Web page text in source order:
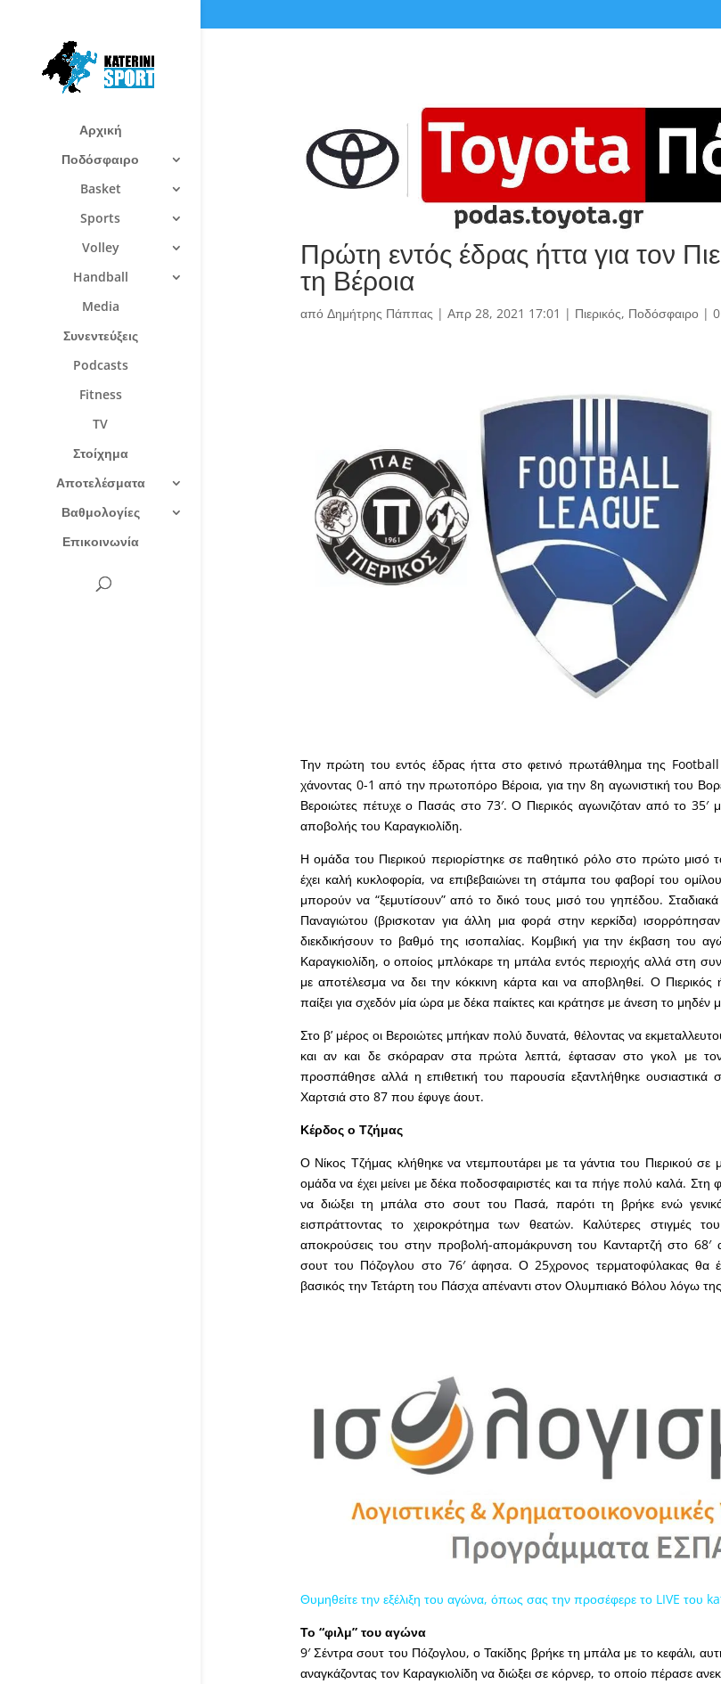
Αρχική
Ποδόσφαιρο
Basket
Sports
Volley
Handball
Media
Συνεντεύξεις
Podcasts
Fitness
TV
Στοίχημα
Αποτελέσματα
Βαθμολογίες
Επικοινωνία
Πρώτη εντός έδρας ήττα για τον
τη Βέροια
από Δημήτρης Πάππας | Απρ 28, 2021 17:01 | Πιερικός, Ποδόσφαιρο|
Την πρώτη του εντός έδρας ήττα στο φετινό πρωτάθλημα της Football
χάνοντας 0-1 από την πρωτοπόρο Βέροια, για την 8η αγωνιστική του
Βεροιώτες πέτυχε ο Πασάς στο 73′. Ο Πιερικός αγωνιζόταν από το 35′
αποβολής του Καραγκιολίδη.
Η ομάδα του Πιερικού περιορίστηκε σε παθητικό ρόλο στο πρώτο μισό
έχει καλή κυκλοφορία, να επιβεβαιώνει τη στάμπα του φαβορί του
μπορούν να “ξεμυτίσουν” από το δικό τους μισό του γηπέδου.
Παναγιώτου (βρισκοταν για άλλη μια φορά στην κερκίδα)
διεκδικήσουν το βαθμό της ισοπαλίας. Κομβική για την έκβαση του
Καραγκιολίδη, ο οποίος μπλόκαρε τη μπάλα εντός περιοχής αλλά στη
με αποτέλεσμα να δει την κόκκινη κάρτα και να αποβληθεί. Ο
παίξει για σχεδόν μία ώρα με δέκα παίκτες και κράτησε με άνεση το μηδέν
Στο β’ μέρος οι Βεροιώτες μπήκαν πολύ δυνατά, θέλοντας να
και αν και δε σκόραραν στα πρώτα λεπτά, έφτασαν στο γκολ με
προσπάθησε αλλά η επιθετική του παρουσία εξαντλήθηκε
Χαρτσιά στο 87 που έφυγε άουτ.
Κέρδος ο Τζήμας
Ο Νίκος Τζήμας κλήθηκε να ντεμπουτάρει με τα γάντια του Πιερικού σε
ομάδα να έχει μείνει με δέκα ποδοσφαιριστές και τα πήγε πολύ καλά.
να διώξει τη μπάλα στο σουτ του Πασά, παρότι τη βρήκε ενώ
εισπράττοντας το χειροκρότημα των θεατών. Καλύτερες στιγμές
αποκρούσεις του στην προβολή-απομάκρυνση του Κανταρτζή στο 68′
σουτ του Πόζογλου στο 76′ άφησα. Ο 25χρονος τερματοφύλακας θα
βασικός την Τετάρτη του Πάσχα απέναντι στον Ολυμπιακό Βόλου λόγω της
Θυμηθείτε την εξέλιξη του αγώνα, όπως σας την προσέφερε το LIVE του
Το “φιλμ” του αγώνα
9′ Σέντρα σουτ του Πόζογλου, ο Τακίδης βρήκε τη μπάλα με το κεφάλι,
αναγκάζοντας τον Καραγκιολίδη να διώξει σε κόρνερ, το οποίο πέρασε